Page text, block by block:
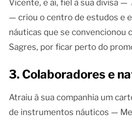
Vicente, e aí, fiel à sua divisa —
— criou o centro de estudos e
náuticas que se convencionou
Sagres, por ficar perto do
3. Colaboradores e
Atraiu à sua companhia um
de instrumentos náuticos —